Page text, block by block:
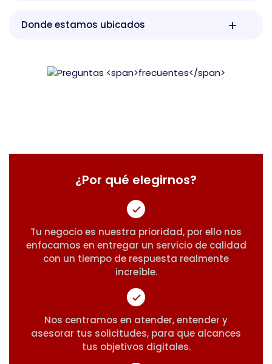
Donde estamos ubicados
¿Por qué elegirnos?
Tu negocio es nuestra prioridad, por ello nos
enfocamos en entregar un servicio de calidad
con un tiempo de respuesta realmente
increíble.
Nos centramos en atender, entender y
asesorar tus solicitudes, para que alcances
tus objetivos digitales.